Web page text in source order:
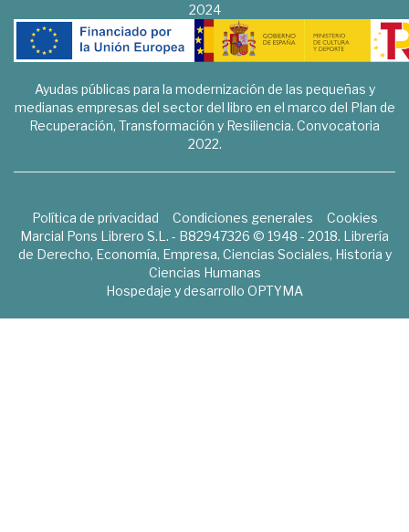
2024
Ayudas públicas para la modernización de las pequeñas y
medianas empresas del sector del libro en el marco del Plan de
Recuperación, Transformación y Resiliencia. Convocatoria
2022.
Política de privacidad Condiciones generales
Cookies
Marcial Pons Librero S.L. - B82947326 © 1948 - 2018. Librería
de Derecho, Economía, Empresa, Ciencias Sociales, Historia y
Ciencias Humanas
Hospedaje y desarrollo OPTYMA